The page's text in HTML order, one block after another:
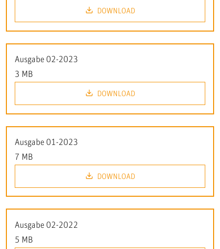
DOWNLOAD
Ausgabe 02-2023
3 MB
DOWNLOAD
Ausgabe 01-2023
7 MB
DOWNLOAD
Ausgabe 02-2022
5 MB